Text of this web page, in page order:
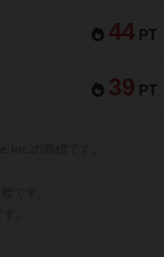
44 PT
39 PT